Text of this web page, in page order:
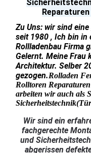
Zu Uns: wir sind
seit 1980 , Ich bin in
Rollladenbau Firma
Gelernt. Meine Frau
Architektur. Selber
gezogen.Rolladen
Rolltoren
arbeiten wir auch als
Sicherheitstechnik
Wir sind ein
fachgerechte
und
abgerissen